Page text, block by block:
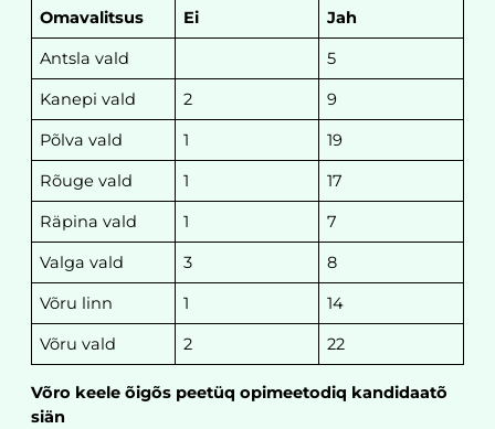
Omavalitsus Ei Jah
Antsla vald 5
Kanepi vald 2 9
Põlva vald 1 19
Rõuge vald 1 17
Räpina vald 1 7
Valga vald 3 8
Võru linn 1 14
Võru vald 2 22
Võro keele õigõs peetüq opimeetodiq kandidaatõ
siän